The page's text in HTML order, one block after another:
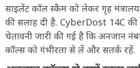
साइलेंट कॉल स्कैम को लेकर गृह
की सलाह दी है. CyberDost 14C की
चेतावनी जारी की गई है कि अनजान
कॉल्स को गंभीरता से लें और सतर्क रहें.